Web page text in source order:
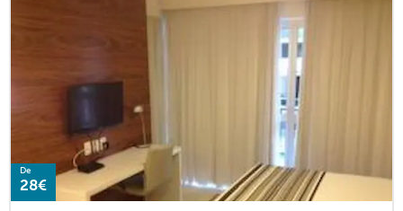
De
28€